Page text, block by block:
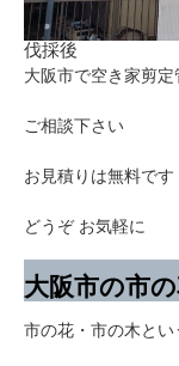
伐採後
大阪市で空き家剪
ご相談下さい
お見積りは無料です
どうぞ お気軽に
大阪市の市
市の花・市の木と